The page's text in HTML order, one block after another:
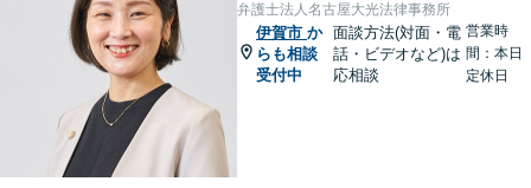
弁護士法人名古屋大光法律事務所
伊賀市 か
らも相談
受付中
面談方法(対面・電
話・ビデオなど)は
応相談
営業時
間：本日
定休日